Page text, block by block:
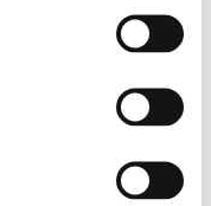
de l’Union à
famille? Nous